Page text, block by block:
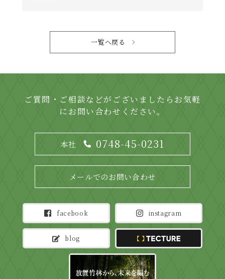
一覧へ戻る
ご質問・ご相談などがございましたらお気軽
にお問い合わせください。
本社 0748-45-0231
メールでのお問い合わせ
facebook instagram
blog TECTURE